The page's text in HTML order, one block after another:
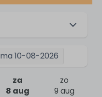
ma 10-08-2026
za
8 aug
zo
9 aug